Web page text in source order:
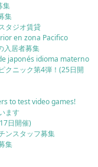
集
集
タジオ賃貸
en zona Pacifico
入居者募集
japonés idioma materno
クニック第4弾！(25日開
to test video games!
ます
日開催)
ンスタッフ募集
集